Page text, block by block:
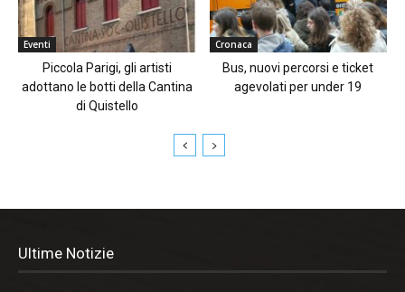
Eventi
Piccola Parigi, gli artisti
adottano le botti della Cantina
di Quistello
Cronaca
Bus, nuovi percorsi e ticket
agevolati per under 19
Ultime Notizie